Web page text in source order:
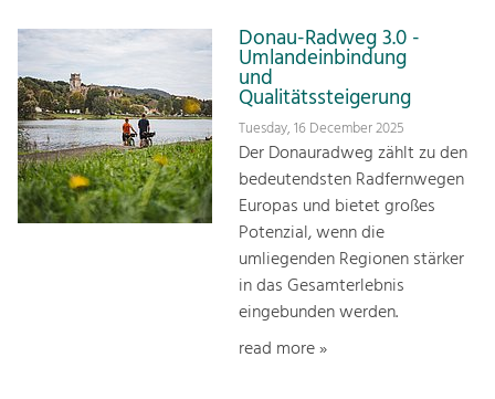
Tourism
Offer Development and Positioning
Art & Culture
Crafts, Science and Research.
Social Affairs, Education
Equality, Youth and Integration.
Climate Change, Public Transport and
Donau-Radweg 3.0 -
Umlandeinbindung
und
Qualitätssteigerung
Tuesday, 16 December 2025
Der Donauradweg zählt zu den
bedeutendsten Radfernwegen
Europas und bietet großes
Potenzial, wenn die
umliegenden Regionen stärker
in das Gesamterlebnis
eingebunden werden.
read more »